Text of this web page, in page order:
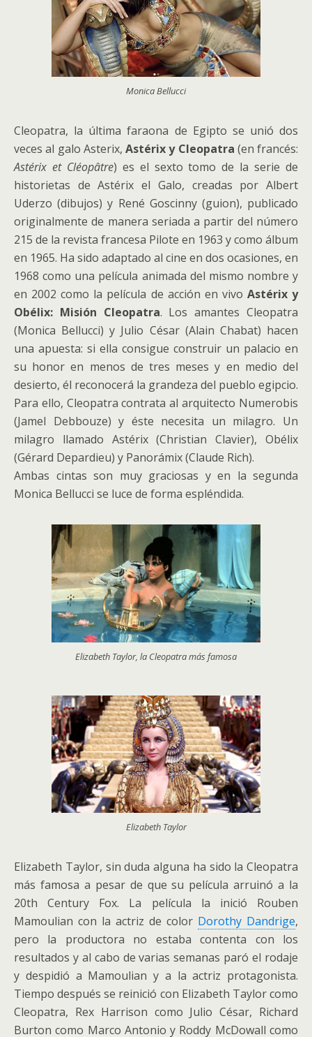
Monica Bellucci
Cleopatra, la última faraona de Egipto se unió dos
veces al galo Asterix, Astérix y Cleopatra (en francés:
Astérix et Cléopâtre) es el sexto tomo de la serie de
historietas de Astérix el Galo, creadas por Albert
Uderzo (dibujos) y René Goscinny (guion), publicado
originalmente de manera seriada a partir del número
215 de la revista francesa Pilote en 1963 y como álbum
en 1965. Ha sido adaptado al cine en dos ocasiones, en
1968 como una película animada del mismo nombre y
en 2002 como la película de acción en vivo Astérix y
Obélix: Misión Cleopatra. Los amantes Cleopatra
(Monica Bellucci) y Julio César (Alain Chabat) hacen
una apuesta: si ella consigue construir un palacio en
su honor en menos de tres meses y en medio del
desierto, él reconocerá la grandeza del pueblo egipcio.
Para ello, Cleopatra contrata al arquitecto Numerobis
(Jamel Debbouze) y éste necesita un milagro. Un
milagro llamado Astérix (Christian Clavier), Obélix
(Gérard Depardieu) y Panorámix (Claude Rich).
Ambas cintas son muy graciosas y en la segunda
Monica Bellucci se luce de forma espléndida.
Elizabeth Taylor, la Cleopatra más famosa
Elizabeth Taylor
Elizabeth Taylor, sin duda alguna ha sido la Cleopatra
más famosa a pesar de que su película arruinó a la
20th Century Fox. La película la inició Rouben
Mamoulian con la actriz de color Dorothy Dandrige,
pero la productora no estaba contenta con los
resultados y al cabo de varias semanas paró el rodaje
y despidió a Mamoulian y a la actriz protagonista.
Tiempo después se reinició con Elizabeth Taylor como
Cleopatra, Rex Harrison como Julio César, Richard
Burton como Marco Antonio y Roddy McDowall como